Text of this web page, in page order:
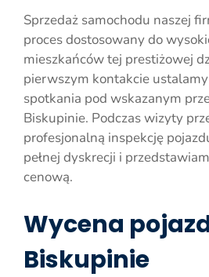
Sprzedaż samochodu naszej
proces dostosowany do
mieszkańców tej prestiżowej
pierwszym kontakcie
spotkania pod wskazanym
Biskupinie. Podczas wizyty
profesjonalną inspekcję
pełnej dyskrecji i
cenową.
Wycena
Biskupinie